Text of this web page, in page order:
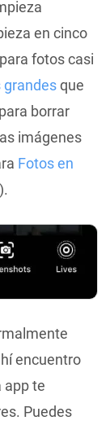
en cinco
fotos casi
grandesque
borrar
imágenes
Fotos en
encuentro
app te
Puedes